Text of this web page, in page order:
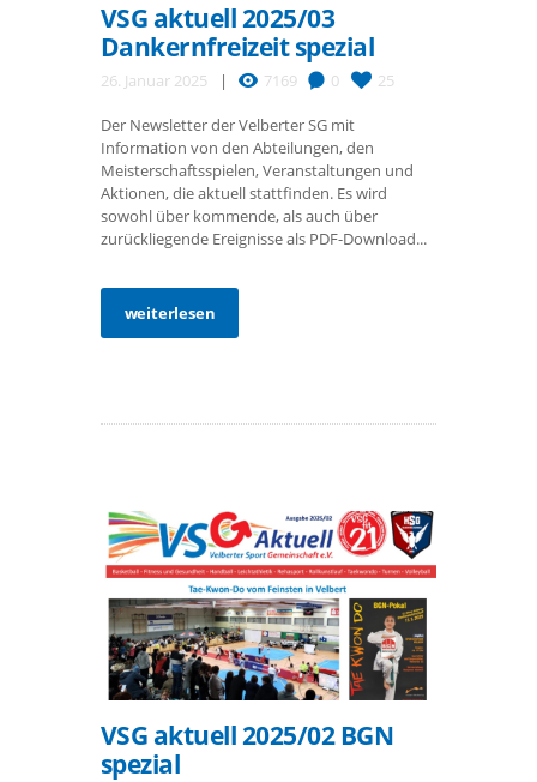
VSG aktuell 2025/03
Dankernfreizeit spezial
26. Januar 2025 7169 0 25
Der Newsletter der Velberter SG mit
Information von den Abteilungen, den
Meisterschaftsspielen, Veranstaltungen und
Aktionen, die aktuell stattfinden. Es wird
sowohl über kommende, als auch über
zurückliegende Ereignisse als PDF-Download...
weiterlesen
VSG aktuell 2025/02 BGN
spezial